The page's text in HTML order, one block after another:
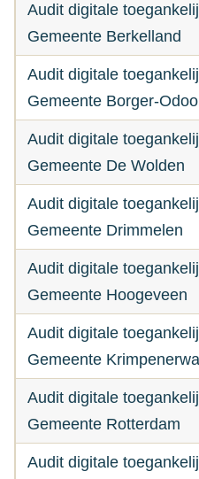
Audit digitale
Gemeente Berkelland
Audit digitale
Gemeente Borger-
Audit digitale
Gemeente De Wolden
Audit digitale
Gemeente Drimmelen
Audit digitale
Gemeente Hoogeveen
Audit digitale
Gemeente
Audit digitale
Gemeente Rotterdam
Audit digitale